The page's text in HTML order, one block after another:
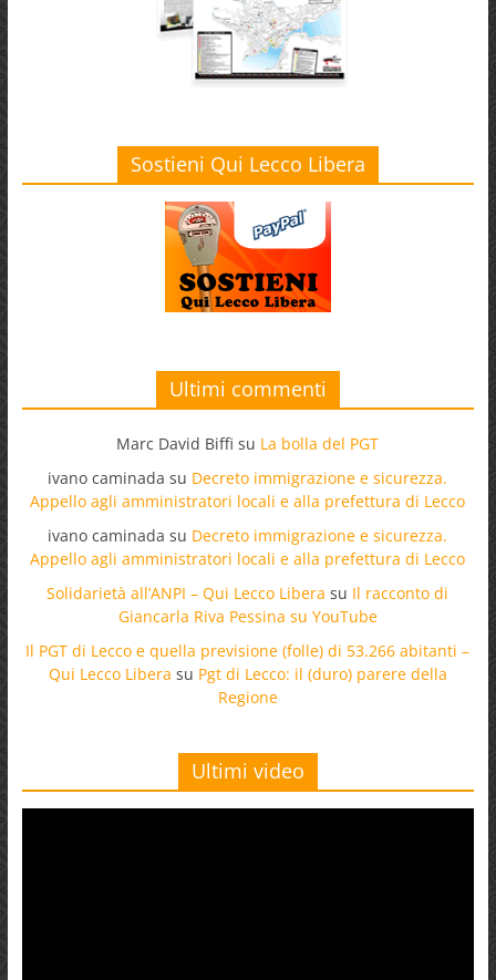
Sostieni Qui Lecco Libera
Ultimi commenti
Marc David Biffi su La bolla del PGT
ivano caminada su Decreto immigrazione e sicurezza.
Appello agli amministratori locali e alla prefettura di Lecco
ivano caminada su Decreto immigrazione e sicurezza.
Appello agli amministratori locali e alla prefettura di Lecco
Solidarietà all’ANPI – Qui Lecco Libera su Il racconto di
Giancarla Riva Pessina su YouTube
Il PGT di Lecco e quella previsione (folle) di 53.266 abitanti –
Qui Lecco Libera su Pgt di Lecco: il (duro) parere della
Regione
Ultimi video